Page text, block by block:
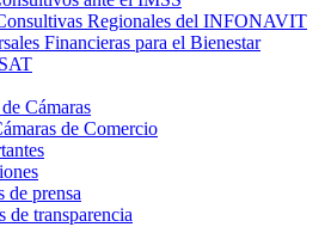
Regionales del INFONAVIT
Financieras para el Bienestar
Cámaras
de Comercio
de prensa
de transparencia